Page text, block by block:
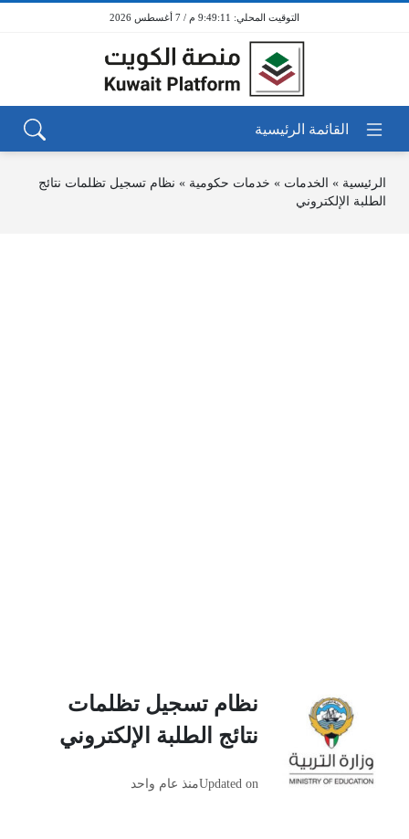
9:49:11 م / 7 أغسطس 2026
الرئيسية » الخدمات » خدمات حكومية » نظام تسجيل تظلمات نتائج
الطلبة الإلكتروني
نظام تسجيل تظلمات
نتائج الطلبة الإلكتروني
Updated onمنذ عام واحد